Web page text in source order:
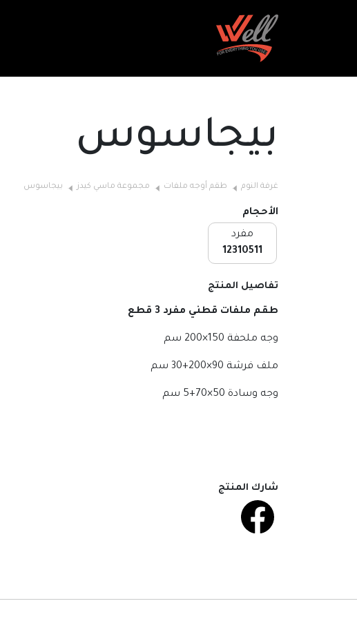
بيجاسوس
غرفة النوم طقم أوجه ملفات مجموعة ماسي كيدز بيجاسوس
الأحجام
مفرد
12310511
تفاصيل المنتج
طقم ملفات قطني مفرد 3 قطع
وجه ملحفة 150×200 سم
ملف فرشة 90×200+30 سم
وجه وسادة 50×70+5 سم
شارك المنتج